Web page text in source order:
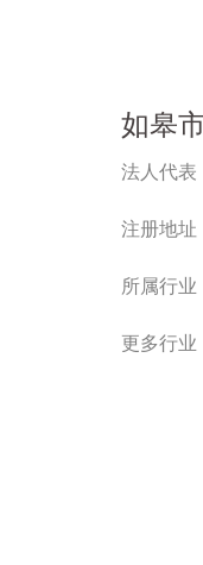
如皋
法人代表
注册地址
所属行业
更多行业